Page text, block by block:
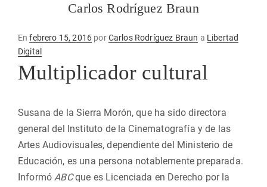
Carlos Rodríguez Braun
EnPublicado
en
febrero 15, 2016 porCarlos Rodríguez Braun a Libertad
Digital
Multiplicador cultural
Susana de la Sierra Morón, que ha sido directora
general del Instituto de la Cinematografía y de las
Artes Audiovisuales, dependiente del Ministerio de
Educación, es una persona notablemente preparada.
InformóABCque es Licenciada en Derecho por la